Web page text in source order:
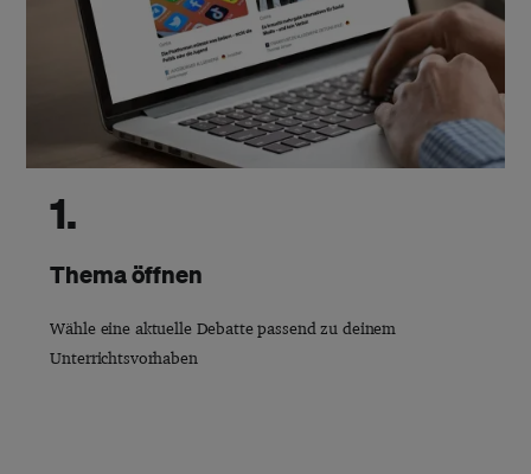
1.
Thema öffnen
Wähle eine aktuelle Debatte passend zu deinem
Unterrichtsvorhaben